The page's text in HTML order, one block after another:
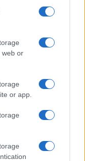
web or
or app.
s megyek úgy,
kell próbálni."
3234
EMBERIBB